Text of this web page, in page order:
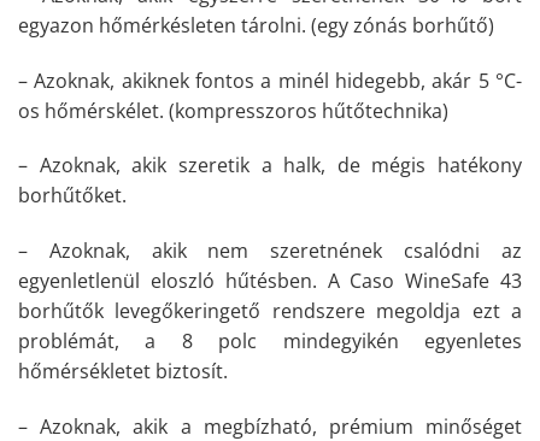
egyazon hőmérkésleten tárolni. (egy zónás borhűtő)
– Azoknak, akiknek fontos a minél hidegebb, akár 5 °C-
os hőmérskélet. (kompresszoros hűtőtechnika)
– Azoknak, akik szeretik a halk, de mégis hatékony
borhűtőket.
– Azoknak, akik nem szeretnének csalódni az
egyenletlenül eloszló hűtésben. A Caso WineSafe 43
borhűtők levegőkeringető rendszere megoldja ezt a
problémát, a 8 polc mindegyikén egyenletes
hőmérsékletet biztosít.
– Azoknak, akik a megbízható, prémium minőséget